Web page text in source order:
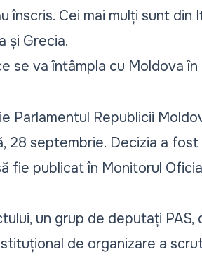
înscris. Cei mai mulți sunt din
și Grecia.
se va întâmpla cu Moldova în
Parlamentul Republicii
28 septembrie. Decizia a
fie publicat în Monitorul
un grup de deputați
de organizare a